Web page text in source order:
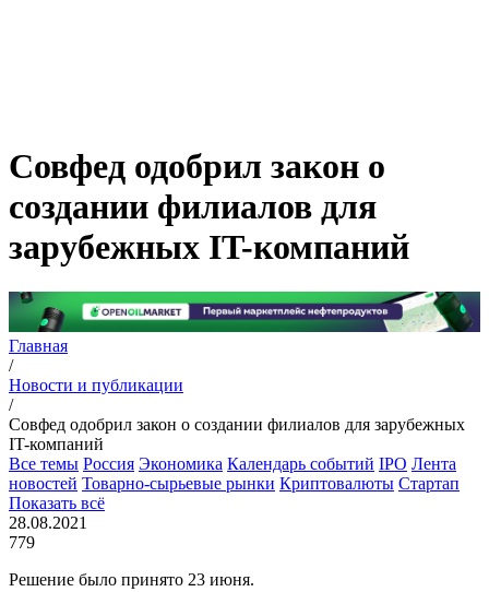
Совфед одобрил закон о
создании филиалов для
зарубежных IT-компаний
Главная
/
Новости и публикации
/
Совфед одобрил закон о создании филиалов для зарубежных
IT-компаний
Все темы Россия Экономика Календарь событий IPO Лента
новостей Товарно-сырьевые рынки Криптовалюты Стартап
Показать всё
28.08.2021
779
Решение было принято 23 июня.